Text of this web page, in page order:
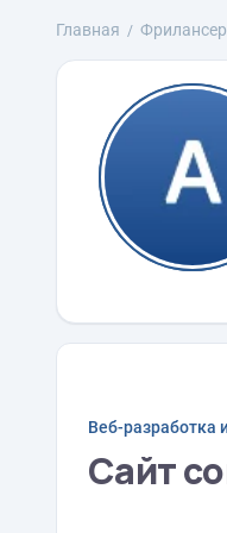
Главная
Веб-разработка
Сайт